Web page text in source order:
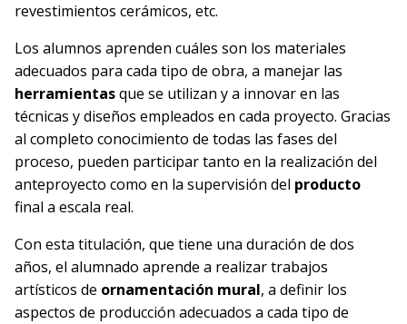
revestimientos cerámicos, etc.
Los alumnos aprenden cuáles son los materiales
adecuados para cada tipo de obra, a manejar las
herramientasque se utilizan y a innovar en las
técnicas y diseños empleados en cada proyecto. Gracias
al completo conocimiento de todas las fases del
proceso, pueden participar tanto en la realización del
anteproyecto como en la supervisión del producto
final a escala real.
Con esta titulación, que tiene una duración de dos
años, el alumnado aprende a realizar trabajos
artísticos de ornamentación mural, a definir los
aspectos de producción adecuados a cada tipo de